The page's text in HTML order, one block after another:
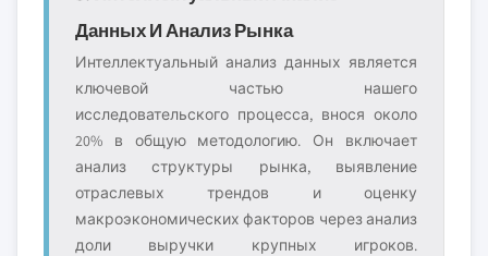
Данных И Анализ Рынка
Интеллектуальный анализ данных является
ключевой частью нашего
исследовательского процесса, внося около
20% в общую методологию. Он включает
анализ структуры рынка, выявление
отраслевых трендов и оценку
макроэкономических факторов через анализ
доли выручки крупных игроков.